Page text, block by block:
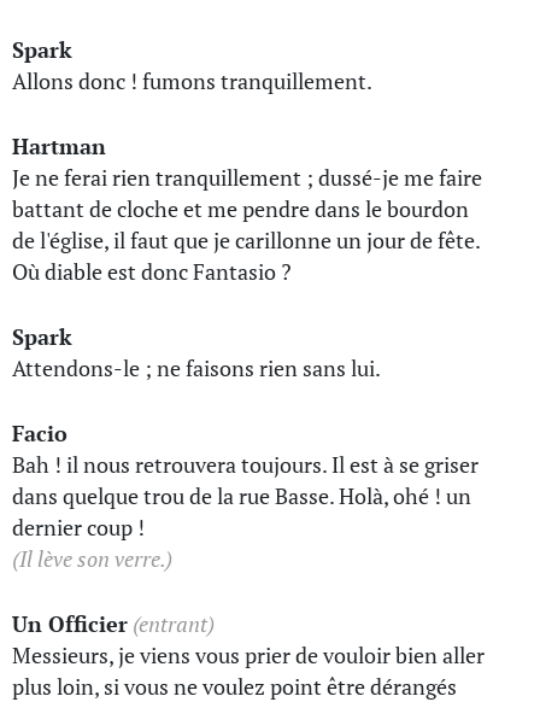
Spark
Allons donc ! fumons tranquillement.
Hartman
Je ne ferai rien tranquillement ; dussé-je me faire
battant de cloche et me pendre dans le bourdon
de l'église, il faut que je carillonne un jour de fête.
Où diable est donc Fantasio ?
Spark
Attendons-le ; ne faisons rien sans lui.
Facio
Bah ! il nous retrouvera toujours. Il est à se griser
dans quelque trou de la rue Basse. Holà, ohé ! un
dernier coup !
(Il lève son verre.)
Un Officier (entrant)
Messieurs, je viens vous prier de vouloir bien aller
plus loin, si vous ne voulez point être dérangés